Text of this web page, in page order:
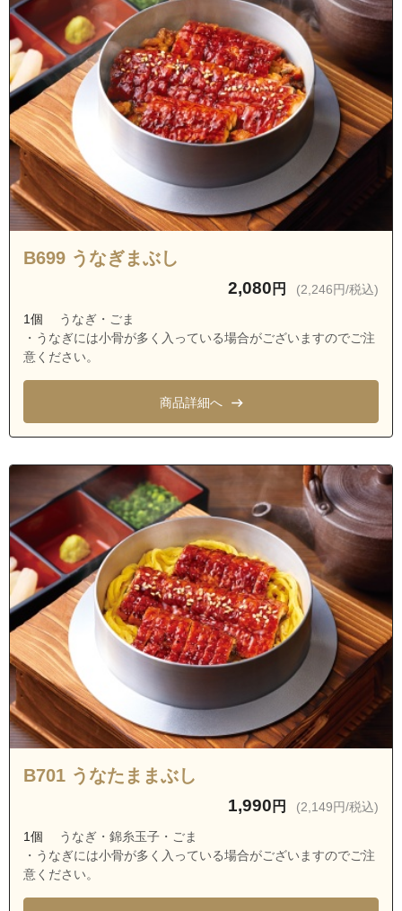
B699 うなぎまぶし
2,080 円 (2,246円/税込)
1個
うなぎ・ごま
・うなぎには小骨が多く入っている場合がございますのでご注
意ください。
商品詳細へ
B701 うなたままぶし
1,990 円 (2,149円/税込)
1個
うなぎ・錦糸玉子・ごま
・うなぎには小骨が多く入っている場合がございますのでご注
意ください。